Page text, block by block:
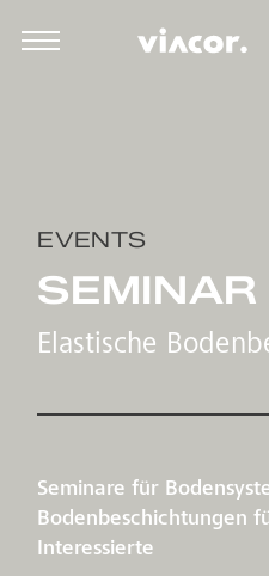
EVENTS
SEMINAR
Elastische
Seminare für
Bodenbeschichtungen
Interessierte